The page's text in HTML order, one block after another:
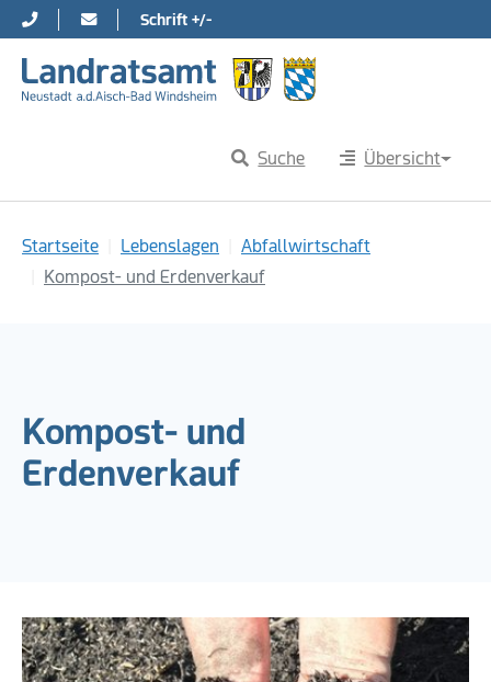
Direkt zur Hauptnavigation springen
Direkt zum Inhalt springen
Schrift +/-
Suche Übersicht
Startseite Lebenslagen
Abfallwirtschaft
Kompost- und Erdenverkauf
Kompost- und
Erdenverkauf